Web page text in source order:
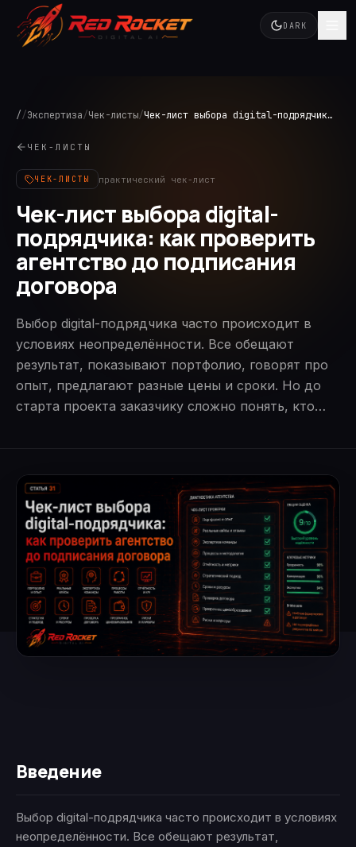
DARK
//Экспертиза/Чек-листы/ Чек-лист выбора digital-подрядчика: как проверить агентство до подписания договора
ЧЕК-ЛИСТЫ
ЧЕК-ЛИСТЫ практический чек-лист
Чек-лист выбора digital-
подрядчика: как проверить
агентство до подписания
договора
Выбор digital-подрядчика часто происходит в
условиях неопределённости. Все обещают
результат, показывают портфолио, говорят про
опыт, предлагают разные цены и сроки. Но до
старта проекта заказчику сложно понять, кто…
Введение
Выбор digital-подрядчика часто происходит в условиях
неопределённости. Все обещают результат,